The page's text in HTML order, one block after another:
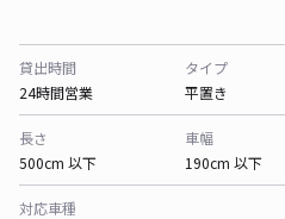
貸出時間
24時間営業
タイプ
平置き
長さ
500cm 以下
車幅
190cm 以下
対応車種